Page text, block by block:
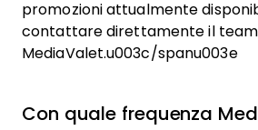
promozioni attualmente
contattare direttamente il team
MediaValet.u003c/spanu003e
Con quale frequenza